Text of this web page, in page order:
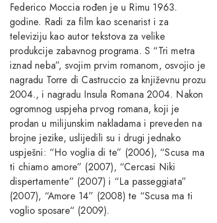
Federico Moccia rođen je u Rimu 1963.
godine. Radi za film kao scenarist i za
televiziju kao autor tekstova za velike
produkcije zabavnog programa. S “Tri metra
iznad neba”, svojim prvim romanom, osvojio je
nagradu Torre di Castruccio za književnu prozu
2004., i nagradu Insula Romana 2004. Nakon
ogromnog uspjeha prvog romana, koji je
prodan u milijunskim nakladama i preveden na
brojne jezike, uslijedili su i drugi jednako
uspješni: “Ho voglia di te” (2006), “Scusa ma
ti chiamo amore” (2007), “Cercasi Niki
dispertamente” (2007) i “La passeggiata”
(2007), “Amore 14” (2008) te “Scusa ma ti
voglio sposare“ (2009).